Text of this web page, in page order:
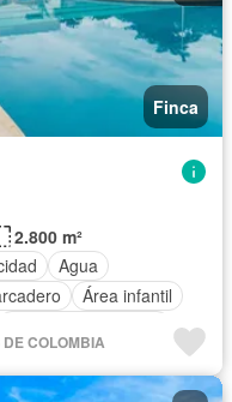
Finca
2.800 m²
Agua
Área infantil
integral
Gas natural
COLOMBIA